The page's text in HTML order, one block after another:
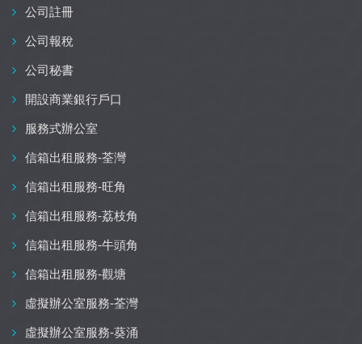
公司註冊
公司報稅
公司秘書
開設商業銀行戶口
服務式辦公室
信箱出租服務-荃灣
信箱出租服務-旺角
信箱出租服務-荔枝角
信箱出租服務-牛頭角
信箱出租服務-觀塘
虛擬辦公室服務-荃灣
虛擬辦公室服務-葵涌